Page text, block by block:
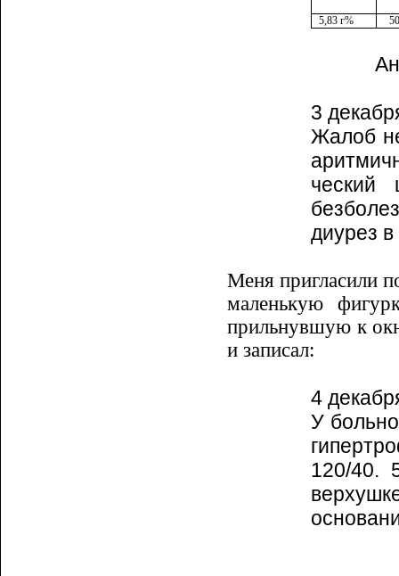
5,83 г%
3
Жалоб
ческий
диурез
Меня пригласили
маленькую
прильнув­шую к
и записал:
4
У
120/40.